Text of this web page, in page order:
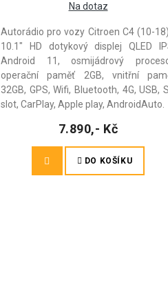
Na dotaz
Autorádio pro vozy Citroen C4 (10-
10.1" HD dotykový displej QLED
Android 11, osmijádrový
operační paměť 2GB, vnitřní
32GB, GPS, Wifi, Bluetooth, 4G, USB,
slot, CarPlay, Apple play, AndroidAuto.
7.890,- Kč
DO KOŠÍKU